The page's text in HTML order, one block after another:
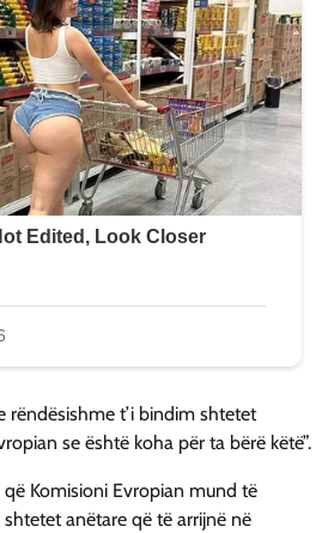
rëndësishme t’i bindim shtetet
se është koha për ta bërë këtë”.
që Komisioni Evropian mund të
anëtare që të arrijnë në